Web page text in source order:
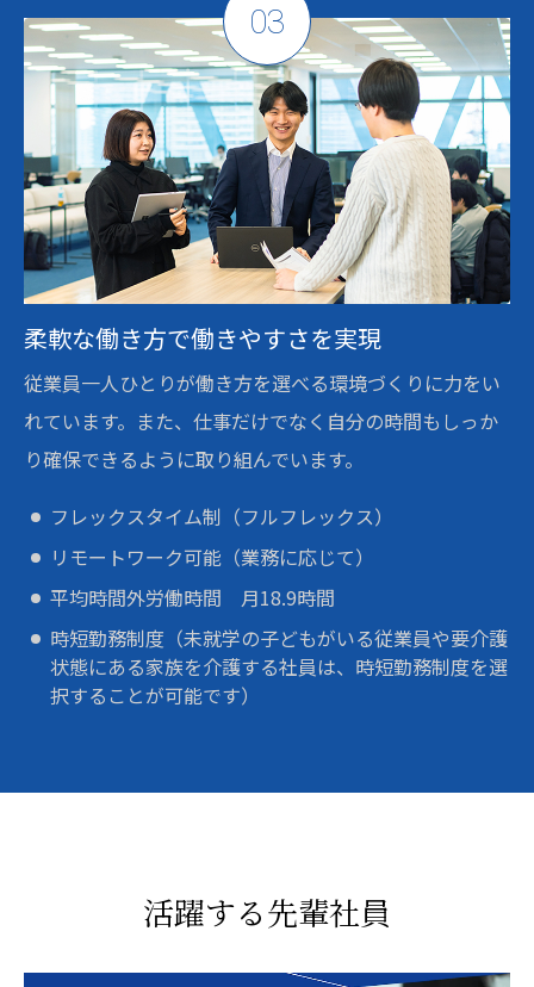
03
柔軟な働き方で働きやすさを実現
従業員一人ひとりが働き方を選べる環境づくりに力をい
れています。また、仕事だけでなく自分の時間もしっか
り確保できるように取り組んでいます。
フレックスタイム制（フルフレックス）
リモートワーク可能（業務に応じて）
平均時間外労働時間 月18.9時間
時短勤務制度（未就学の子どもがいる従業員や要介護
状態にある家族を介護する社員は、時短勤務制度を選
択することが可能です）
活躍する先輩社員